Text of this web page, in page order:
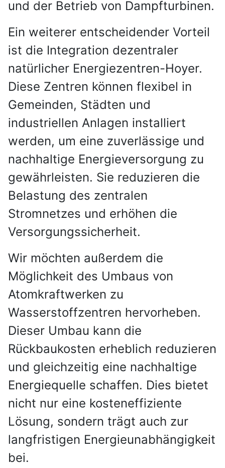
und der Betrieb von Dampfturbinen.
Ein weiterer entscheidender Vorteil
ist die Integration dezentraler
natürlicher Energiezentren-Hoyer.
Diese Zentren können flexibel in
Gemeinden, Städten und
industriellen Anlagen installiert
werden, um eine zuverlässige und
nachhaltige Energieversorgung zu
gewährleisten. Sie reduzieren die
Belastung des zentralen
Stromnetzes und erhöhen die
Versorgungssicherheit.
Wir möchten außerdem die
Möglichkeit des Umbaus von
Atomkraftwerken zu
Wasserstoffzentren hervorheben.
Dieser Umbau kann die
Rückbaukosten erheblich reduzieren
und gleichzeitig eine nachhaltige
Energiequelle schaffen. Dies bietet
nicht nur eine kosteneffiziente
Lösung, sondern trägt auch zur
langfristigen Energieunabhängigkeit
bei.